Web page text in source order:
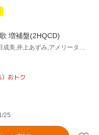
増補盤(2HQCD)
おトク
25